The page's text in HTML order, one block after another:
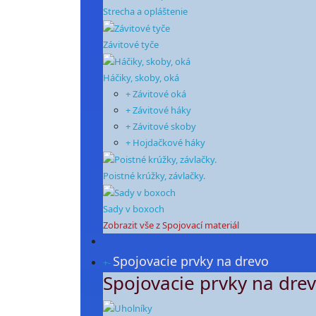
Strecha a opláštenie
Závitové tyče
Háčiky, skoby, oká
+ Závitové oká
+ Závitové háky
+ Závitové skoby
+ Hojdačkové háky
Poistné krúžky, závlačky.
Sady v boxoch
Zobrazit vše z Spojovací materiál
+- Spojovacie prvky na drevo
Spojovacie prvky na